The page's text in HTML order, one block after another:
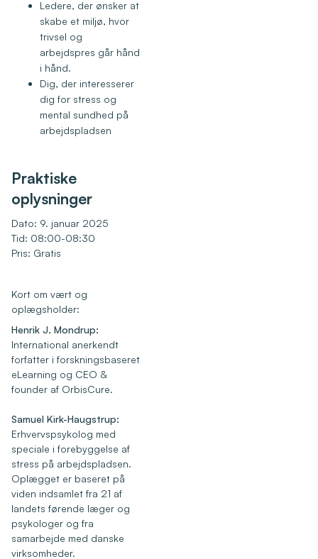
Ledere, der ønsker at
skabe et miljø, hvor
trivsel og
arbejdspres går hånd
i hånd.
Dig, der interesserer
dig for stress og
mental sundhed på
arbejdspladsen
Praktiske
oplysninger
Dato: 9. januar 2025
Tid: 08:00-08:30
Pris: Gratis
Kort om vært og
oplægsholder:
Henrik J. Mondrup:
International anerkendt
forfatter i forskningsbaseret
eLearning og CEO &
founder af OrbisCure.
Samuel Kirk-Haugstrup:
Erhvervspsykolog med
speciale i forebyggelse af
stress på arbejdspladsen.
Oplægget er baseret på
viden indsamlet fra 21 af
landets førende læger og
psykologer og fra
samarbejde med danske
virksomheder.